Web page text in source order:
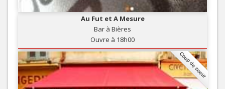
Au Fut et A Mesure
Bar à Bières
Ouvre à 18h00
Coup de coeur